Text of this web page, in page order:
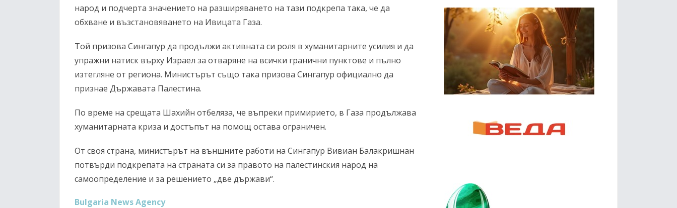
народ и подчерта значението на разширяването на тази подкрепа така, че да
обхване и възстановяването на Ивицата Газа.
Той призова Сингапур да продължи активната си роля в хуманитарните усилия и да
упражни натиск върху Израел за отваряне на всички гранични пунктове и пълно
изтегляне от региона. Министърът също така призова Сингапур официално да
признае Държавата Палестина.
По време на срещата Шахийн отбеляза, че въпреки примирието, в Газа продължава
хуманитарната криза и достъпът на помощ остава ограничен.
От своя страна, министърът на външните работи на Сингапур Вивиан Балакришнан
потвърди подкрепата на страната си за правото на палестинския народ на
самоопределение и за решението „две държави“.
Bulgaria News Agency